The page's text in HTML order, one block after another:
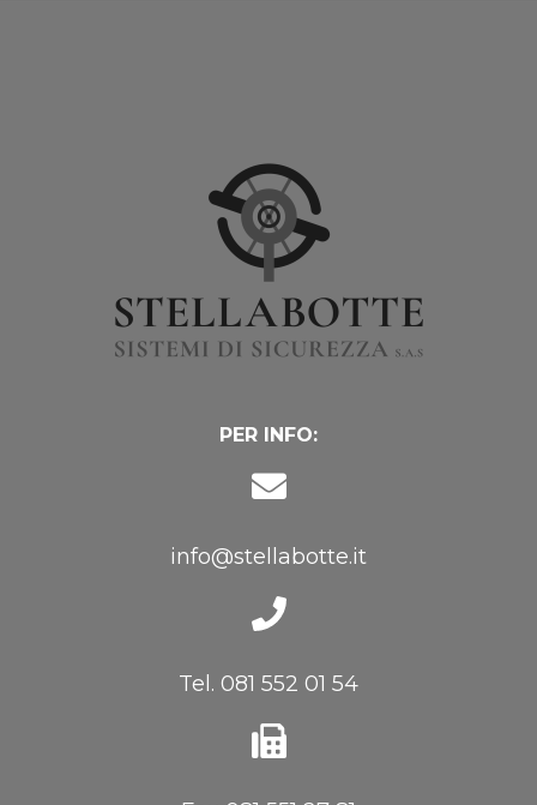
PER INFO:
info@stellabotte.it
Tel. 081 552 01 54